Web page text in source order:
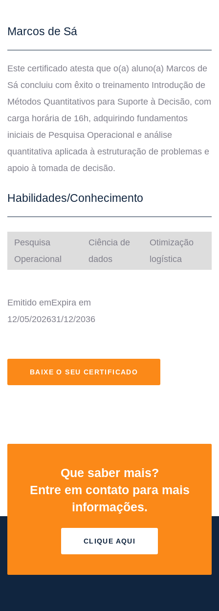
Marcos de Sá
Este certificado atesta que o(a) aluno(a) Marcos de
Sá concluiu com êxito o treinamento Introdução de
Métodos Quantitativos para Suporte à Decisão, com
carga horária de 16h, adquirindo fundamentos
iniciais de Pesquisa Operacional e análise
quantitativa aplicada à estruturação de problemas e
apoio à tomada de decisão.
Habilidades/Conhecimento
Pesquisa
Operacional
Ciência de
dados
Otimização
logística
Emitido em
12/05/2026
Expira em
31/12/2036
BAIXE O SEU CERTIFICADO
Que saber mais?
Entre em contato para mais
informações.
CLIQUE AQUI